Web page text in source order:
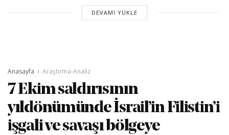
DEVAMI YÜKLE
Anasayfa Araştırma-Analiz
7 Ekim saldırısının
yıldönümünde İsrail’in Filistin’i
işgali ve savaşı bölgeye